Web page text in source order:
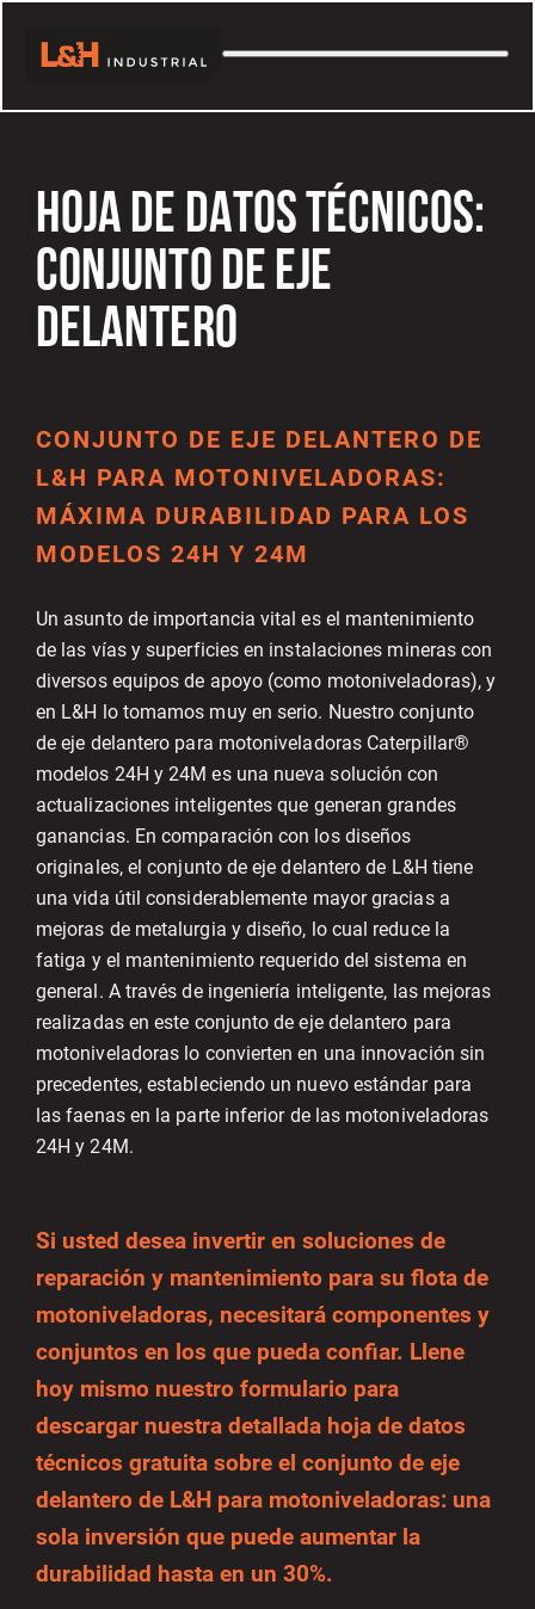
HOJA DE DATOS TÉCNICOS:
CONJUNTO DE EJE
DELANTERO
CONJUNTO DE EJE DELANTERO DE
L&H PARA MOTONIVELADORAS:
MÁXIMA DURABILIDAD PARA LOS
MODELOS 24H Y 24M
Un asunto de importancia vital es el mantenimiento
de las vías y superficies en instalaciones mineras con
diversos equipos de apoyo (como motoniveladoras), y
en L&H lo tomamos muy en serio. Nuestro conjunto
de eje delantero para motoniveladoras Caterpillar®
modelos 24H y 24M es una nueva solución con
actualizaciones inteligentes que generan grandes
ganancias. En comparación con los diseños
originales, el conjunto de eje delantero de L&H tiene
una vida útil considerablemente mayor gracias a
mejoras de metalurgia y diseño, lo cual reduce la
fatiga y el mantenimiento requerido del sistema en
general. A través de ingeniería inteligente, las mejoras
realizadas en este conjunto de eje delantero para
motoniveladoras lo convierten en una innovación sin
precedentes, estableciendo un nuevo estándar para
las faenas en la parte inferior de las motoniveladoras
24H y 24M.
Si usted desea invertir en soluciones de
reparación y mantenimiento para su flota de
motoniveladoras, necesitará componentes y
conjuntos en los que pueda confiar. Llene
hoy mismo nuestro formulario para
descargar nuestra detallada hoja de datos
técnicos gratuita sobre el conjunto de eje
delantero de L&H para motoniveladoras: una
sola inversión que puede aumentar la
durabilidad hasta en un 30%.